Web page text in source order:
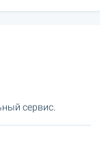
сервис.